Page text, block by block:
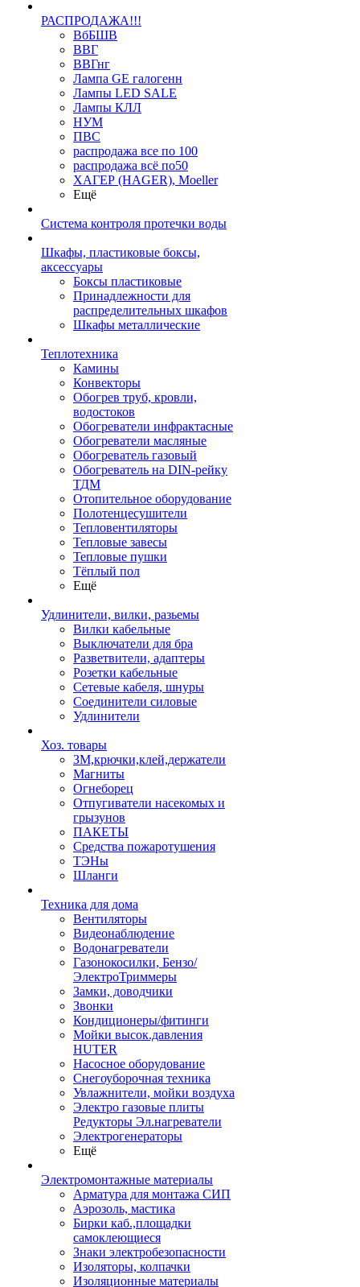
РАСПРОДАЖА!!!
ВбБШВ
ВВГ
ВВГнг
Лампа GE галогенн
Лампы LED SALE
Лампы КЛЛ
НУМ
ПВС
распродажа все по 100
распродажа всё по50
ХАГЕР (HAGER), Moeller
Ещё
Система контроля протечки воды
Шкафы, пластиковые боксы,
аксессуары
Боксы пластиковые
Принадлежности для
распределительных шкафов
Шкафы металлические
Теплотехника
Камины
Конвекторы
Обогрев труб, кровли,
водостоков
Обогреватели инфрактасные
Обогреватели масляные
Обогреватель газовый
Обогреватель на DIN-рейку
ТДМ
Отопительное оборудование
Полотенцесушители
Тепловентиляторы
Тепловые завесы
Тепловые пушки
Тёплый пол
Ещё
Удлинители, вилки, разьемы
Вилки кабельные
Выключатели для бра
Разветвители, адаптеры
Розетки кабельные
Сетевые кабеля, шнуры
Соединители силовые
Удлинители
Хоз. товары
ЗМ,крючки,клей,держатели
Магниты
Огнеборец
Отпугиватели насекомых и
грызунов
ПАКЕТЫ
Средства пожаротушения
ТЭНы
Шланги
Техника для дома
Вентиляторы
Видеонаблюдение
Водонагреватели
Газонокосилки, Бензо/
ЭлектроТриммеры
Замки, доводчики
Звонки
Кондиционеры/фитинги
Мойки высок.давления
HUTER
Насосное оборудование
Снегоуборочная техника
Увлажнители, мойки воздуха
Электро газовые плиты
Редукторы Эл.нагреватели
Электрогенераторы
Ещё
Электромонтажные материалы
Арматура для монтажа СИП
Аэрозоль, мастика
Бирки каб.,площадки
самоклеющиеся
Знаки электробезопасности
Изоляторы, колпачки
Изоляционные материалы